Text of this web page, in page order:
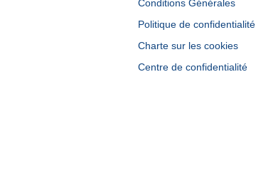
Conditions Générales
Politique de confidentialité
Charte sur les cookies
Centre de confidentialité